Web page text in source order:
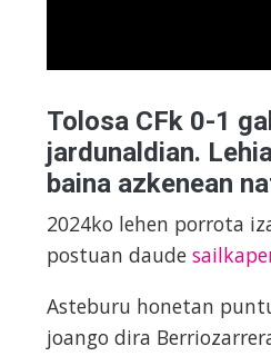
Tolosa CFk 0-1
jardunaldian.
baina azkenean
2024ko lehen porrota
postuan daude
Asteburu honetan
joango dira